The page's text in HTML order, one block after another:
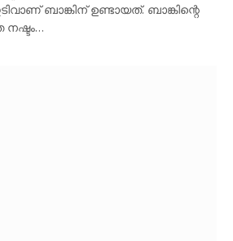
ബാങ്കിന് ഉണ്ടായത്. ബാങ്കിന്റെ